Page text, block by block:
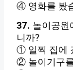
④ 영화를 봤
37. 놀이공원
니까?
① 일찍 집에
② 놀이기구